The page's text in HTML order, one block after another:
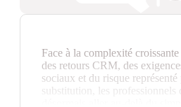
Face à la complexité
des retours CRM, des
sociaux et du risque
substitution, les